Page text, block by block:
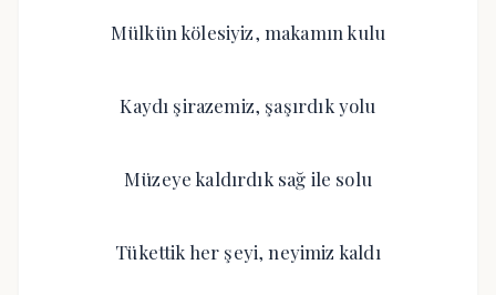
Mülkün kölesiyiz, makamın kulu
Kaydı şirazemiz, şaşırdık yolu
Müzeye kaldırdık sağ ile solu
Tükettik her şeyi, neyimiz kaldı